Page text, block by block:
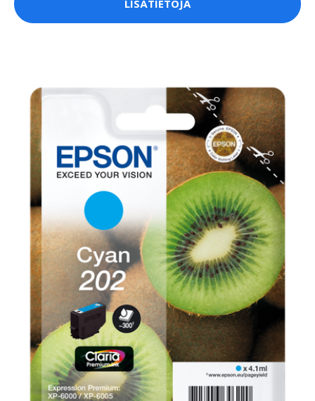
LISÄTIETOJA